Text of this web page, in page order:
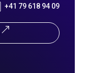
+41 79 618 94 09